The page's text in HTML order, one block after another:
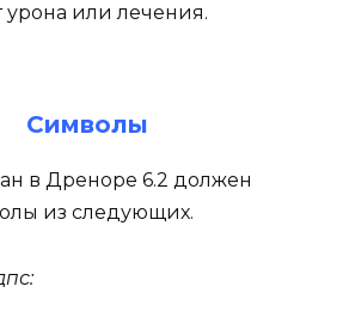
урона или лечения.
Символы
в Дреноре 6.2 должен
из следующих.